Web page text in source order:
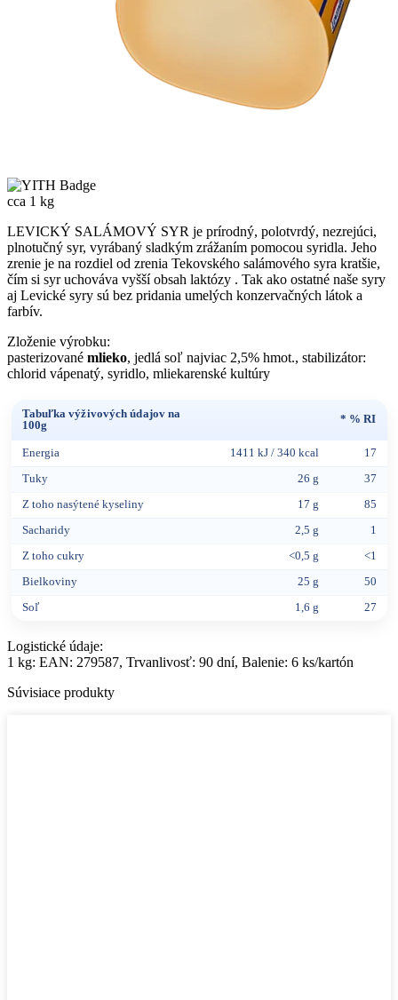
cca 1 kg
LEVICKÝ SALÁMOVÝ SYR je prírodný, polotvrdý, nezrejúci,
plnotučný syr, vyrábaný sladkým zrážaním pomocou syridla. Jeho
zrenie je na rozdiel od zrenia Tekovského salámového syra kratšie,
čím si syr uchováva vyšší obsah laktózy . Tak ako ostatné naše syry
aj Levické syry sú bez pridania umelých konzervačných látok a
farbív.
Zloženie výrobku:
pasterizované mlieko, jedlá soľ najviac 2,5% hmot., stabilizátor:
chlorid vápenatý, syridlo, mliekarenské kultúry
Tabuľka výživových údajov na
100g
* % RI
Energia 1411 kJ / 340 kcal 17
Tuky 26 g 37
Z toho nasýtené kyseliny 17 g 85
Sacharidy 2,5 g 1
Z toho cukry <0,5 g <1
Bielkoviny 25 g 50
Soľ 1,6 g 27
Logistické údaje:
1 kg: EAN: 279587, Trvanlivosť: 90 dní, Balenie: 6 ks/kartón
Súvisiace produkty